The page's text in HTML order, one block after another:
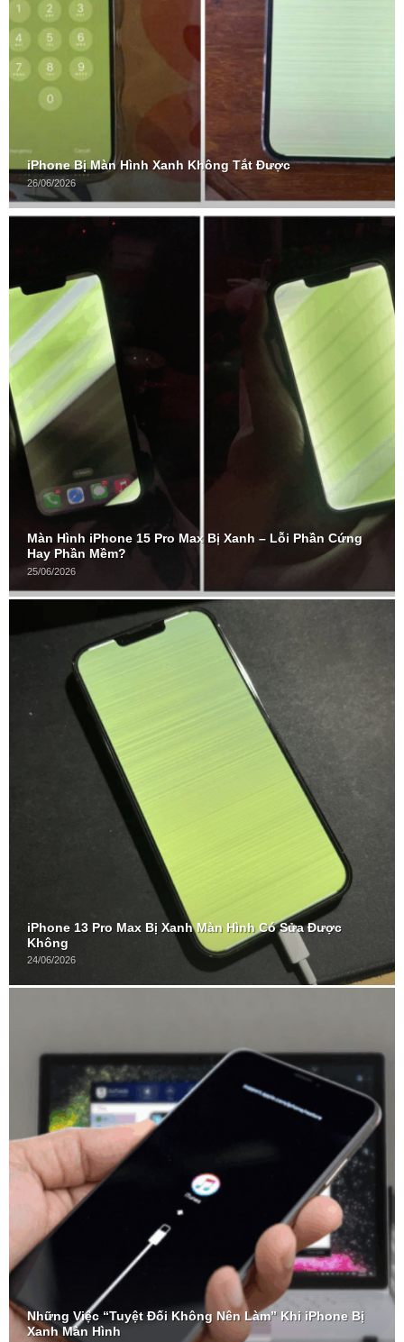
iPhone Bị Màn Hình Xanh Không Tắt Được
26/06/2026
Màn Hình iPhone 15 Pro Max Bị Xanh – Lỗi Phần Cứng
Hay Phần Mềm?
25/06/2026
iPhone 13 Pro Max Bị Xanh Màn Hình Có Sửa Được
Không
24/06/2026
Những Việc “Tuyệt Đối Không Nên Làm” Khi iPhone Bị
Xanh Màn Hình